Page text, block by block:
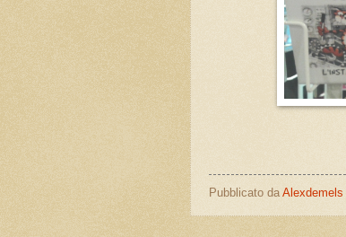
Pubblicato da Alexdemels